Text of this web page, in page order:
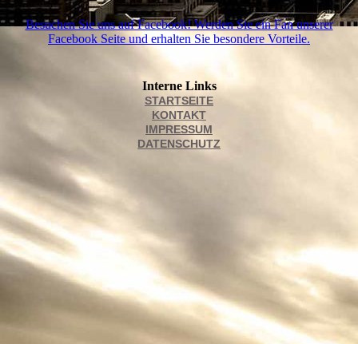
Besuchen Sie uns auf Facebook! Werden Sie ein Fan unserer
Facebook Seite und erhalten Sie besondere Vorteile.
Interne Links
STARTSEITE
KONTAKT
IMPRESSUM
DATENSCHUTZ